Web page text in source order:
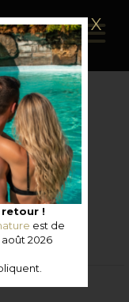
X
!
est de
août 2026
CATÉGORIE